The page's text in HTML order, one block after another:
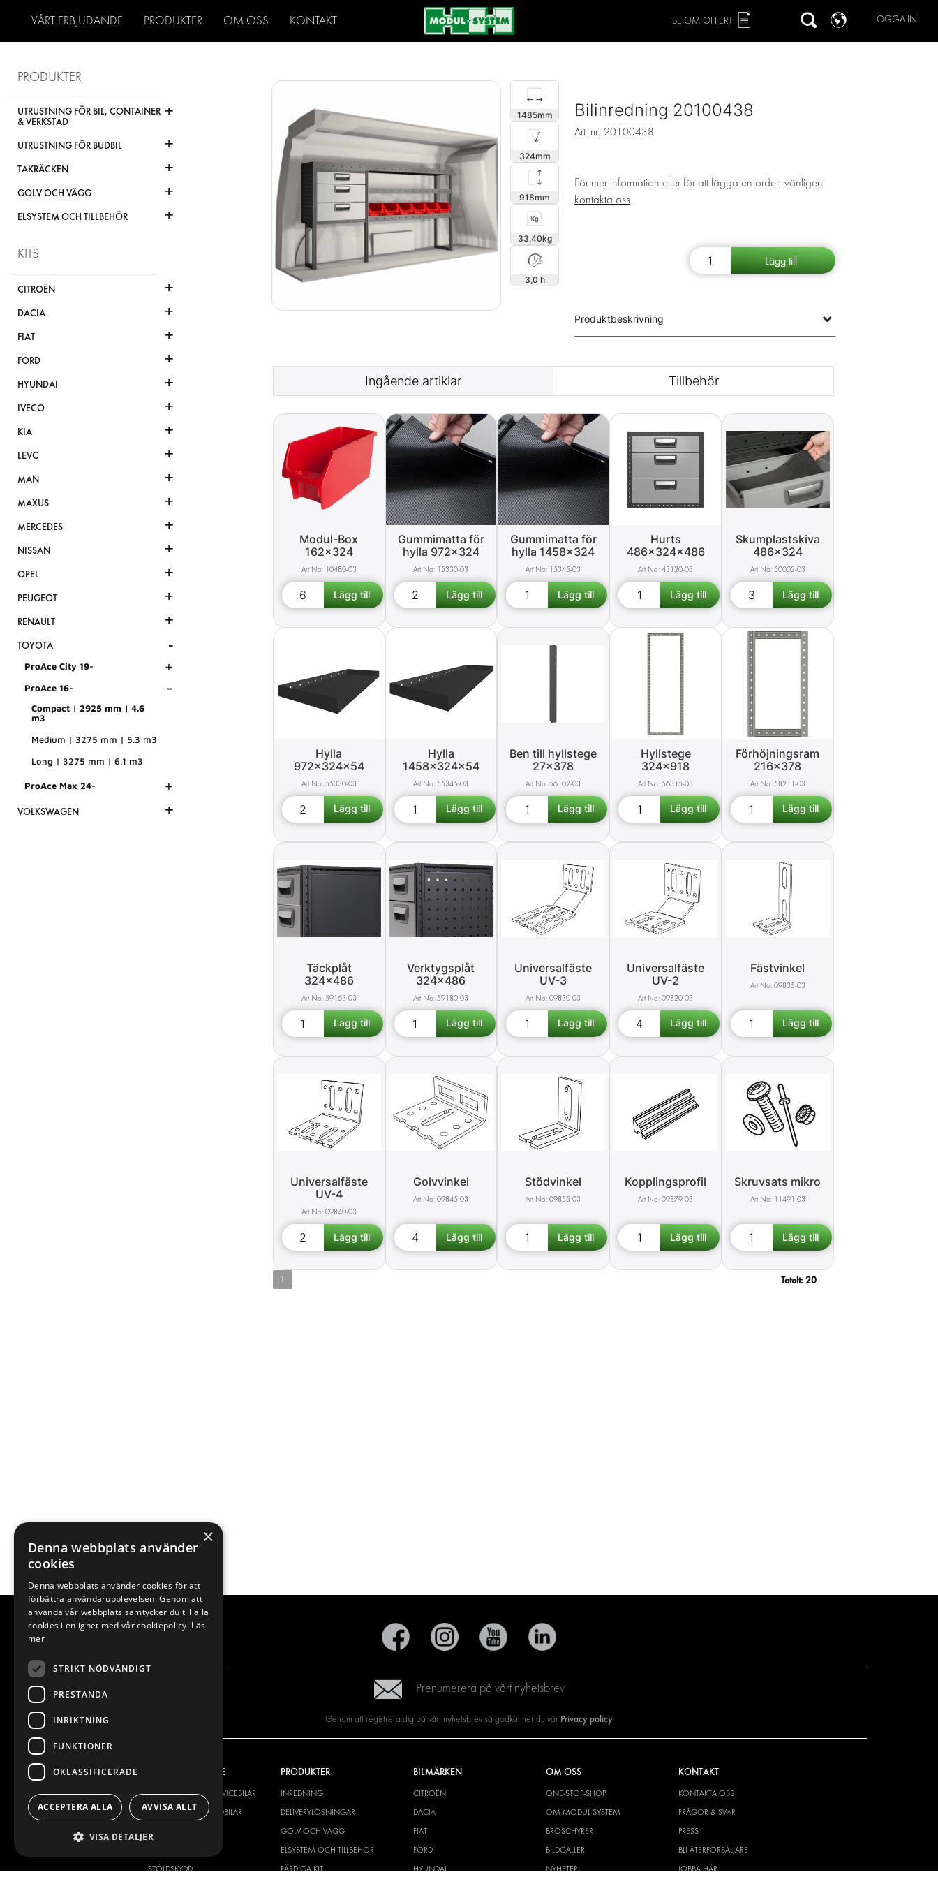
VÅRT ERBJUDANDE PRODUKTER OM OSS KONTAKT LOGGA IN
BE OM OFFERT
PRODUKTER
UTRUSTNING FÖR BIL, CONTAINER
& VERKSTAD
+
UTRUSTNING FÖR BUDBIL +
TAKRÄCKEN +
GOLV OCH VÄGG +
ELSYSTEM OCH TILLBEHÖR +
KITS
CITROËN +
DACIA +
FIAT +
FORD +
HYUNDAI +
IVECO +
KIA +
LEVC +
MAN +
MAXUS +
MERCEDES +
NISSAN +
OPEL +
PEUGEOT +
RENAULT +
TOYOTA -
ProAce City 19- +
ProAce 16- -
Compact | 2925 mm | 4.6
m3
Medium | 3275 mm | 5.3 m3
Long | 3275 mm | 6.1 m3
ProAce Max 24- +
VOLKSWAGEN +
1485
324
918
33.40
3,0 h
Bilinredning 20100438
Art. nr. 20100438
För mer information eller för att lägga en order, vänligen
kontakta oss.
Produktbeskrivning
Ingående artiklar Tillbehör
Modul-Box
162x324
10480-03
Gummimatta för
hylla 972x324
15330-03
Gummimatta för
hylla 1458x324
15345-03
Hurts
486x324x486
43120-03
Skumplastskiva
486x324
50002-03
Hylla
972x324x54
55330-03
Hylla
1458x324x54
55345-03
Ben till hyllstege
27x378
56102-03
Hyllstege
324x918
56315-03
Förhöjningsram
216x378
58211-03
Täckplåt
324x486
59163-03
Verktygsplåt
324x486
59180-03
Universalfäste
UV-3
09830-03
Universalfäste
UV-2
09820-03
Fästvinkel
09835-03
Universalfäste
UV-4
09840-03
Golvvinkel
09845-03
Stödvinkel
09855-03
Kopplingsprofil
09879-03
Skruvsats mikro
11491-03
1 Totalt: 20
Prenumerera på vårt nyhetsbrev
Genom att registrera dig på vårt nyhetsbrev så godkänner du vår Privacy policy
VÅRT ERBJUDANDE
INREDNING FÖR SERVICEBILAR
INREDNING FÖR BUDBILAR
STÖLDSKYDD
PRODUKTER
INREDNING
DELIVERYLÖSNINGAR
GOLV OCH VÄGG
ELSYSTEM OCH TILLBEHÖR
FÄRDIGA KIT
BILMÄRKEN
CITROËN
DACIA
FIAT
FORD
HYUNDAI
OM OSS
ONE-STOP-SHOP
OM MODUL-SYSTEM
BROSCHYRER
BILDGALLERI
NYHETER
KONTAKT
KONTAKTA OSS
FRÅGOR & SVAR
PRESS
BLI ÅTERFÖRSÄLJARE
JOBBA HÄR
×
Denna webbplats använder
cookies
Denna webbplats använder cookies för att
förbättra användarupplevelsen. Genom att
använda vår webbplats samtycker du till alla
cookies i enlighet med vår cookiepolicy. Läs
mer
STRIKT NÖDVÄNDIGT
PRESTANDA
INRIKTNING
FUNKTIONER
OKLASSIFICERADE
ACCEPTERA ALLA AVVISA ALLT
VISA DETALJER